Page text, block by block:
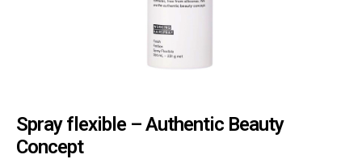
Spray flexible – Authentic Beauty
Concept